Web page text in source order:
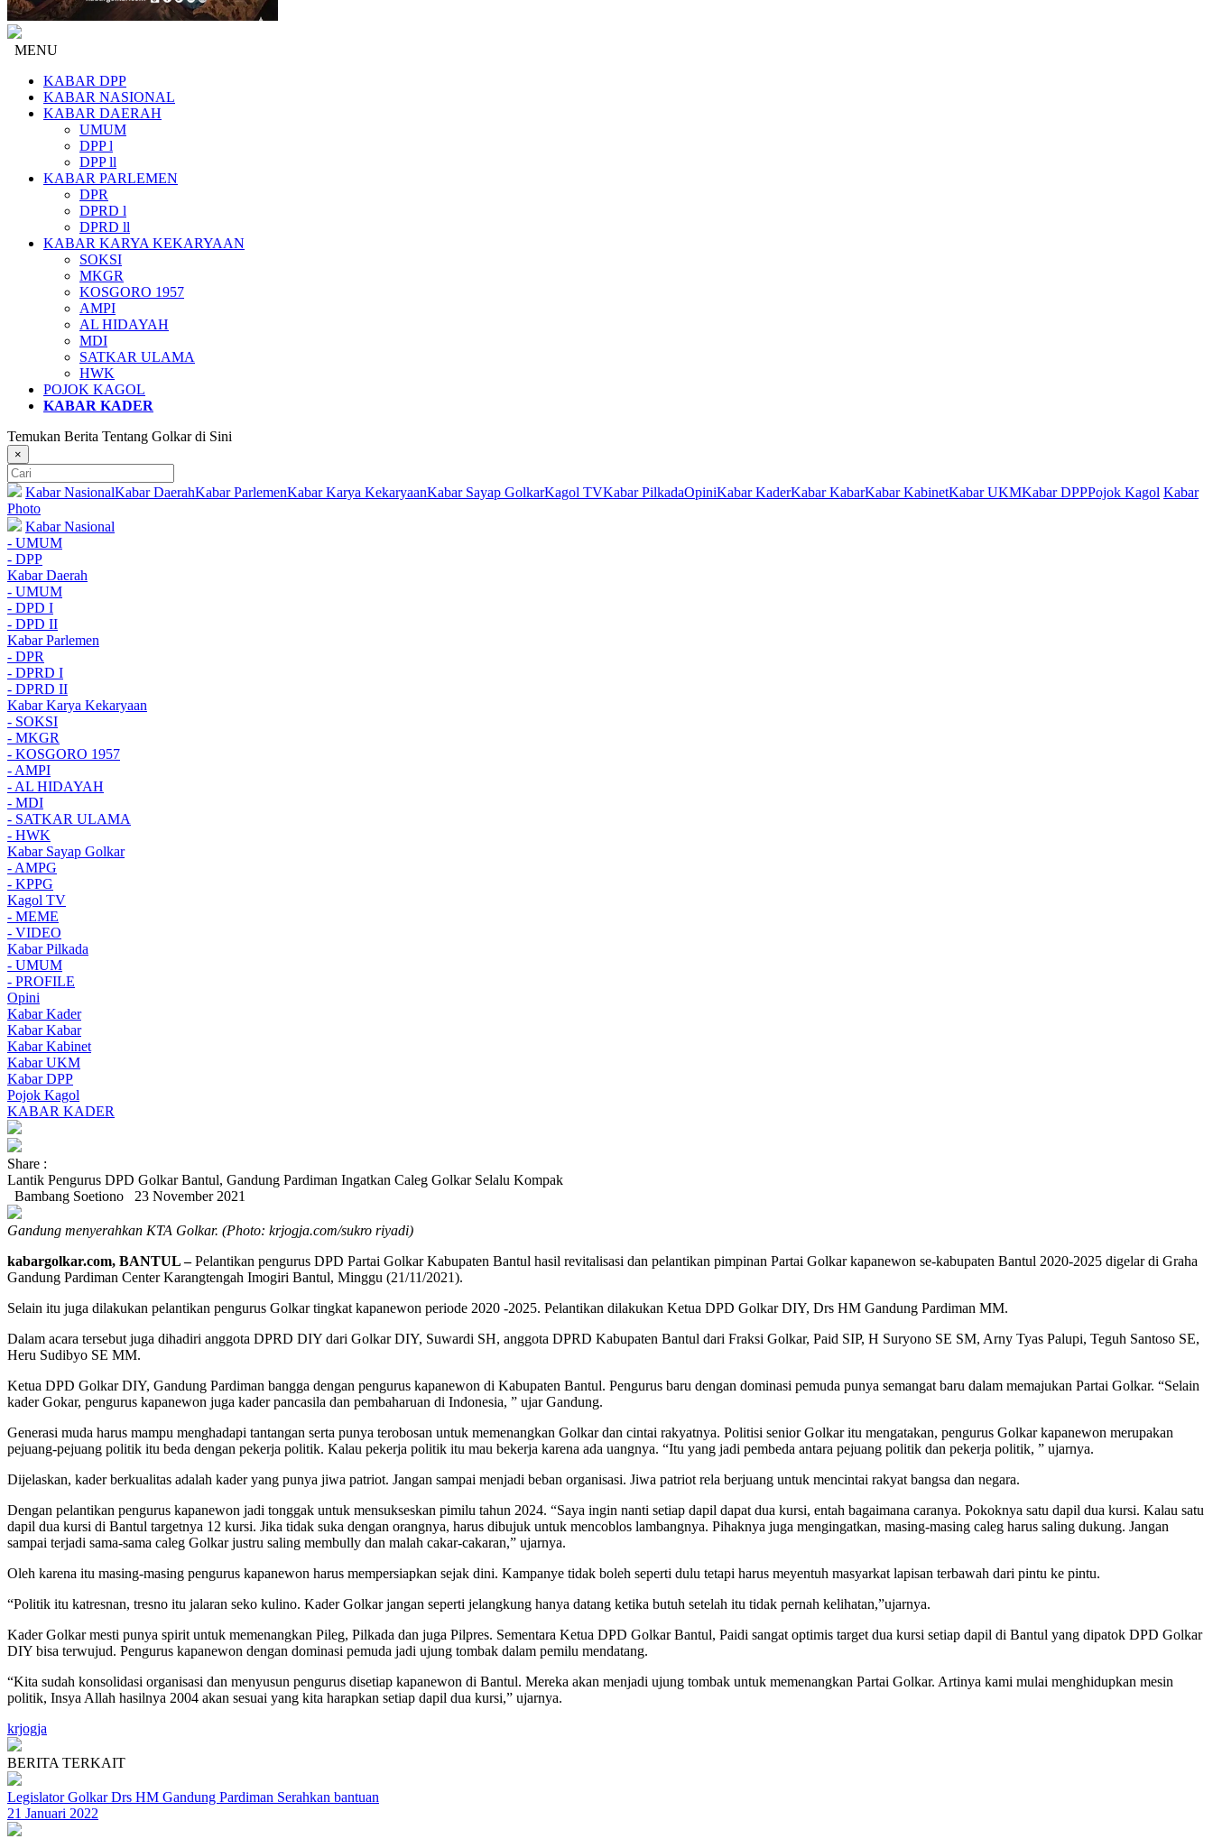
MENU
KABAR DPP
KABAR NASIONAL
KABAR DAERAH
UMUM
DPP l
DPP ll
KABAR PARLEMEN
DPR
DPRD l
DPRD ll
KABAR KARYA KEKARYAAN
SOKSI
MKGR
KOSGORO 1957
AMPI
AL HIDAYAH
MDI
SATKAR ULAMA
HWK
POJOK KAGOL
KABAR KADER
Temukan Berita Tentang Golkar di Sini
×
Kabar NasionalKabar DaerahKabar ParlemenKabar Karya KekaryaanKabar Sayap GolkarKagol TVKabar PilkadaOpiniKabar KaderKabar KabarKabar KabinetKabar UKMKabar DPPPojok Kagol Kabar
Photo
Kabar Nasional
- UMUM
- DPP
Kabar Daerah
- UMUM
- DPD I
- DPD II
Kabar Parlemen
- DPR
- DPRD I
- DPRD II
Kabar Karya Kekaryaan
- SOKSI
- MKGR
- KOSGORO 1957
- AMPI
- AL HIDAYAH
- MDI
- SATKAR ULAMA
- HWK
Kabar Sayap Golkar
- AMPG
- KPPG
Kagol TV
- MEME
- VIDEO
Kabar Pilkada
- UMUM
- PROFILE
Opini
Kabar Kader
Kabar Kabar
Kabar Kabinet
Kabar UKM
Kabar DPP
Pojok Kagol
KABAR KADER
Share :
Lantik Pengurus DPD Golkar Bantul, Gandung Pardiman Ingatkan Caleg Golkar Selalu Kompak
Bambang Soetiono
23 November 2021
Gandung menyerahkan KTA Golkar. (Photo: krjogja.com/sukro riyadi)
kabargolkar.com, BANTUL –Pelantikan pengurus DPD Partai Golkar Kabupaten Bantul hasil revitalisasi dan pelantikan pimpinan Partai Golkar kapanewon se-kabupaten Bantul 2020-2025 digelar di Graha
Gandung Pardiman Center Karangtengah Imogiri Bantul, Minggu (21/11/2021).
Selain itu juga dilakukan pelantikan pengurus Golkar tingkat kapanewon periode 2020 -2025. Pelantikan dilakukan Ketua DPD Golkar DIY, Drs HM Gandung Pardiman MM.
Dalam acara tersebut juga dihadiri anggota DPRD DIY dari Golkar DIY, Suwardi SH, anggota DPRD Kabupaten Bantul dari Fraksi Golkar, Paid SIP, H Suryono SE SM, Arny Tyas Palupi, Teguh Santoso SE,
Heru Sudibyo SE MM.
Ketua DPD Golkar DIY, Gandung Pardiman bangga dengan pengurus kapanewon di Kabupaten Bantul. Pengurus baru dengan dominasi pemuda punya semangat baru dalam memajukan Partai Golkar. “Selain
kader Gokar, pengurus kapanewon juga kader pancasila dan pembaharuan di Indonesia, ” ujar Gandung.
Generasi muda harus mampu menghadapi tantangan serta punya terobosan untuk memenangkan Golkar dan cintai rakyatnya. Politisi senior Golkar itu mengatakan, pengurus Golkar kapanewon merupakan
pejuang-pejuang politik itu beda dengan pekerja politik. Kalau pekerja politik itu mau bekerja karena ada uangnya. “Itu yang jadi pembeda antara pejuang politik dan pekerja politik, ” ujarnya.
Dijelaskan, kader berkualitas adalah kader yang punya jiwa patriot. Jangan sampai menjadi beban organisasi. Jiwa patriot rela berjuang untuk mencintai rakyat bangsa dan negara.
Dengan pelantikan pengurus kapanewon jadi tonggak untuk mensukseskan pimilu tahun 2024. “Saya ingin nanti setiap dapil dapat dua kursi, entah bagaimana caranya. Pokoknya satu dapil dua kursi. Kalau satu
dapil dua kursi di Bantul targetnya 12 kursi. Jika tidak suka dengan orangnya, harus dibujuk untuk mencoblos lambangnya. Pihaknya juga mengingatkan, masing-masing caleg harus saling dukung. Jangan
sampai terjadi sama-sama caleg Golkar justru saling membully dan malah cakar-cakaran,” ujarnya.
Oleh karena itu masing-masing pengurus kapanewon harus mempersiapkan sejak dini. Kampanye tidak boleh seperti dulu tetapi harus meyentuh masyarkat lapisan terbawah dari pintu ke pintu.
“Politik itu katresnan, tresno itu jalaran seko kulino. Kader Golkar jangan seperti jelangkung hanya datang ketika butuh setelah itu tidak pernah kelihatan,”ujarnya.
Kader Golkar mesti punya spirit untuk memenangkan Pileg, Pilkada dan juga Pilpres. Sementara Ketua DPD Golkar Bantul, Paidi sangat optimis target dua kursi setiap dapil di Bantul yang dipatok DPD Golkar
DIY bisa terwujud. Pengurus kapanewon dengan dominasi pemuda jadi ujung tombak dalam pemilu mendatang.
“Kita sudah konsolidasi organisasi dan menyusun pengurus disetiap kapanewon di Bantul. Mereka akan menjadi ujung tombak untuk memenangkan Partai Golkar. Artinya kami mulai menghidupkan mesin
politik, Insya Allah hasilnya 2004 akan sesuai yang kita harapkan setiap dapil dua kursi,” ujarnya.
krjogja
BERITA TERKAIT
Legislator Golkar Drs HM Gandung Pardiman Serahkan bantuan
21 Januari 2022